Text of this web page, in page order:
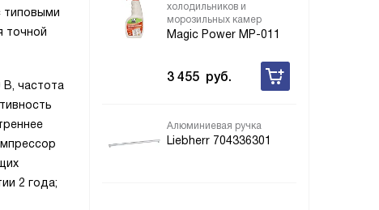
холодильников и
морозильных камер
Magic Power MP-011
3 455 руб.
Алюминиевая ручка
Liebherr 704336301
типовыми
точной
В, частота
2 года;